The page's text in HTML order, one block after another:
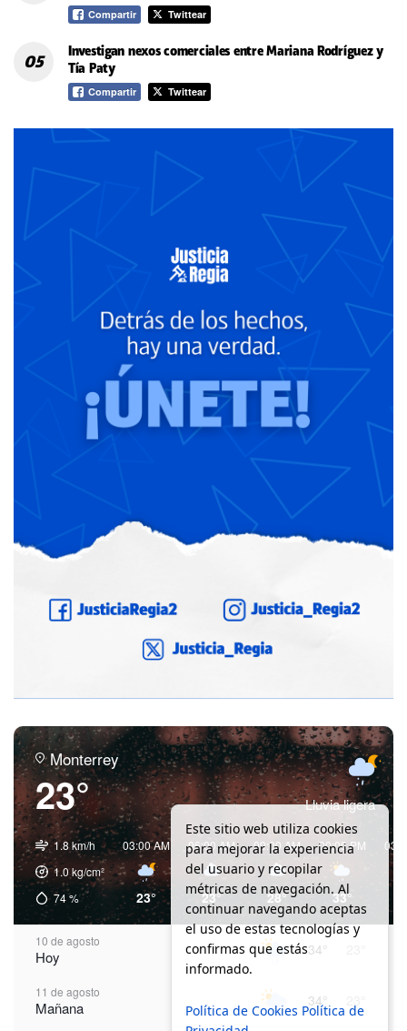
Compartir Twittear
Investigan nexos comerciales entre Mariana Rodríguez y
Tía Paty
Compartir Twittear
Monterrey
23° Lluvia ligera
1.8 km/h
1.0kg/cm²
74%
03:00 AM
23°
06:00 AM
23°
09:00 AM
28°
00:00 PM
33°
10 de agosto
Hoy 34°
11 de agosto
Mañana 34°
Este sitio web utiliza cookies
para mejorar la experiencia
del usuario y recopilar
métricas de navegación. Al
continuar navegando aceptas
el uso de estas tecnologías y
confirmas que estás
informado.
Política de Cookies Política de